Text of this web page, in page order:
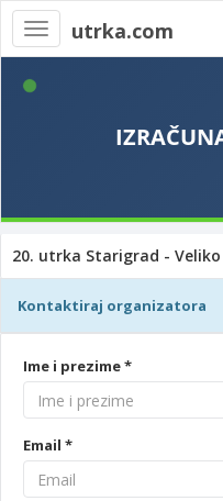
Toggle
navigation
utrka.com
20. utrka Starigrad -
Kontaktiraj organizatora
Ime i prezime *
Email *